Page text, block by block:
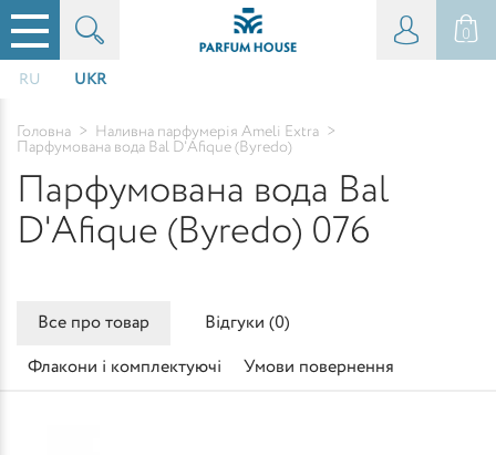
0
RU UKR
Головна > Наливна парфумерія Ameli Extra >
Парфумована вода Bal D'Afique (Byredo)
Парфумована вода Bal
D'Afique (Byredo) 076
Все про товар Відгуки (0)
Флакони і комплектуючі Умови повернення